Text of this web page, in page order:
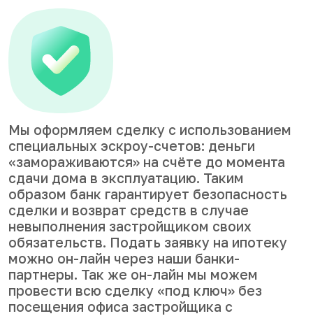
Мы оформляем сделку с использованием
специальных эскроу-счетов: деньги
«замораживаются» на счёте до момента
сдачи дома в эксплуатацию. Таким
образом банк гарантирует безопасность
сделки и возврат средств в случае
невыполнения застройщиком своих
обязательств. Подать заявку на ипотеку
можно он-лайн через наши банки-
партнеры. Так же он-лайн мы можем
провести всю сделку «под ключ» без
посещения офиса застройщика с